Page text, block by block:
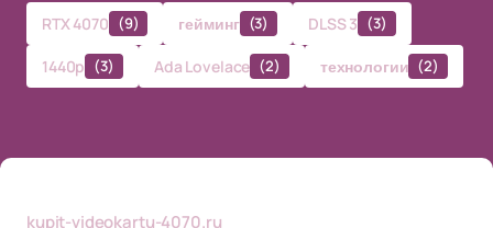
RTX 4070 (9) гейминг (3) DLSS 3 (3)
1440p (3) Ada Lovelace (2) технологии (2)
kupit-videokartu-4070.ru